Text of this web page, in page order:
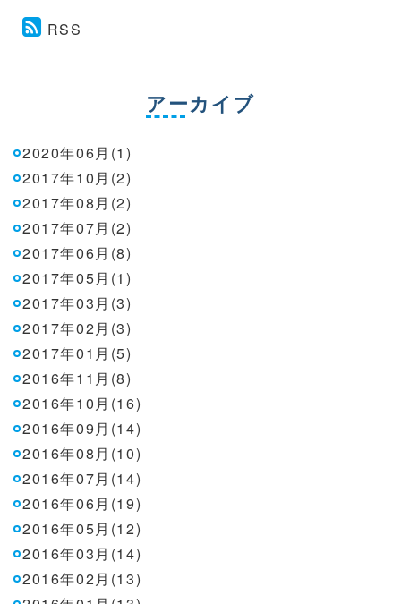
RSS
アーカイブ
2020年06月(1)
2017年10月(2)
2017年08月(2)
2017年07月(2)
2017年06月(8)
2017年05月(1)
2017年03月(3)
2017年02月(3)
2017年01月(5)
2016年11月(8)
2016年10月(16)
2016年09月(14)
2016年08月(10)
2016年07月(14)
2016年06月(19)
2016年05月(12)
2016年03月(14)
2016年02月(13)